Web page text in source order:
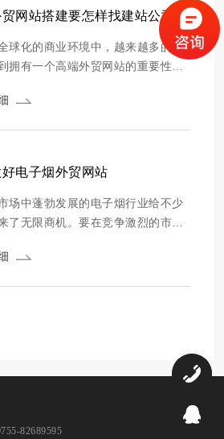
，使访问者转变为实际客户。方维
将探讨佛山外贸网站建站公司如何
...
高端外贸网站搭建要怎样找建站公司好？
球化的商业环境中，越来越多的企
拥有一个高端外贸网站的重要性。
择合适的建站公司来开发和设计他
与全球客户沟通的桥梁。那么，在
的建站公司时，企业应如何着手
首先，明...
电子烟外贸网站
场中蓬勃发展的电子烟行业给不少
了无限商机。要在竞争激烈的市场
要。一个成功的电子烟外贸网站不
82689595